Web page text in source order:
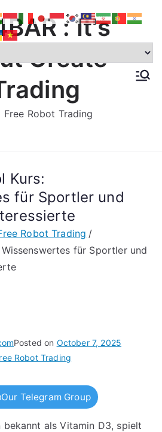
: It's
Create
Robot Trading
Kurs:
für Sportler und
Robot Trading
für Sportler und
Posted on October 7, 2025
Robot Trading
Telegram Group
als Vitamin D3, spielt